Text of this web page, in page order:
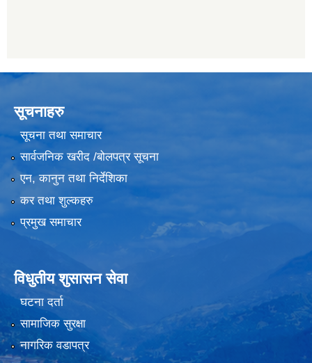
सूचनाहरु
सूचना तथा समाचार
सार्वजनिक खरीद /बोलपत्र सूचना
एन, कानुन तथा निर्देशिका
कर तथा शुल्कहरु
प्रमुख समाचार
विधुतीय शुसासन सेवा
घटना दर्ता
सामाजिक सुरक्षा
नागरिक वडापत्र